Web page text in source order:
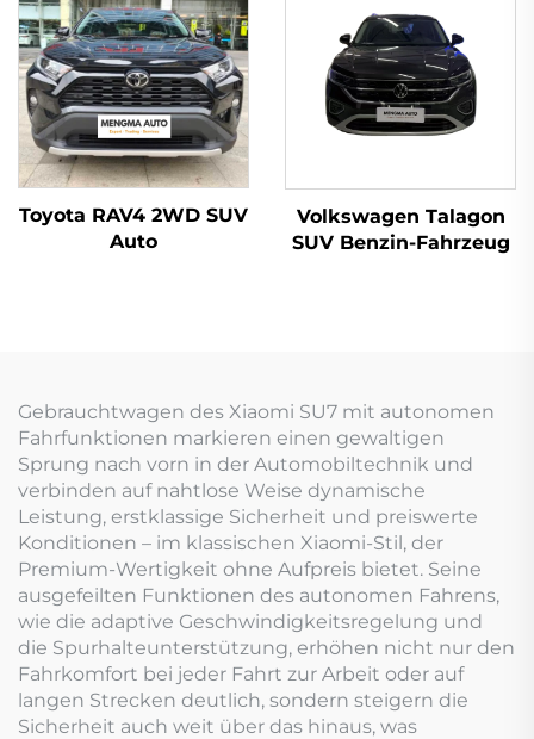
Toyota RAV4 2WD SUV
Auto
Volkswagen Talagon
SUV Benzin-Fahrzeug
Gebrauchtwagen des Xiaomi SU7 mit autonomen
Fahrfunktionen markieren einen gewaltigen
Sprung nach vorn in der Automobiltechnik und
verbinden auf nahtlose Weise dynamische
Leistung, erstklassige Sicherheit und preiswerte
Konditionen – im klassischen Xiaomi-Stil, der
Premium-Wertigkeit ohne Aufpreis bietet. Seine
ausgefeilten Funktionen des autonomen Fahrens,
wie die adaptive Geschwindigkeitsregelung und
die Spurhalteunterstützung, erhöhen nicht nur den
Fahrkomfort bei jeder Fahrt zur Arbeit oder auf
langen Strecken deutlich, sondern steigern die
Sicherheit auch weit über das hinaus, was